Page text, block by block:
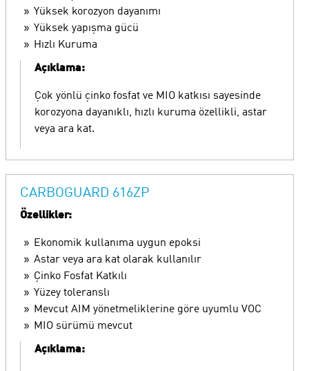
Yüksek korozyon dayanımı
Yüksek yapışma gücü
Hızlı Kuruma
Açıklama:
Çok yönlü çinko fosfat ve MIO katkısı sayesinde
korozyona dayanıklı, hızlı kuruma özellikli, astar
veya ara kat.
CARBOGUARD 616ZP
Özellikler:
Ekonomik kullanıma uygun epoksi
Astar veya ara kat olarak kullanılır
Çinko Fosfat Katkılı
Yüzey toleranslı
Mevcut AIM yönetmeliklerine göre uyumlu VOC
MIO sürümü mevcut
Açıklama: